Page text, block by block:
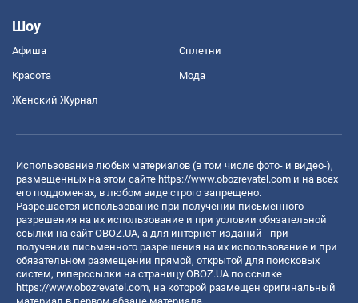
Шоу
Афиша Сплетни
Красота Мода
Женский Журнал
Использование любых материалов (в том числе фото- и видео-),
размещенных на этом сайте https://www.obozrevatel.com и на всех
его поддоменах, в любом виде строго запрещено.
Разрешается использование при получении письменного
разрешения на их использование и при условии обязательной
ссылки на сайт OBOZ.UA, а для интернет-изданий - при
получении письменного разрешения на их использование и при
обязательном размещении прямой, открытой для поисковых
систем, гиперссылки на страницу OBOZ.UA по ссылке
https://www.obozrevatel.com, на которой размещен оригинальный